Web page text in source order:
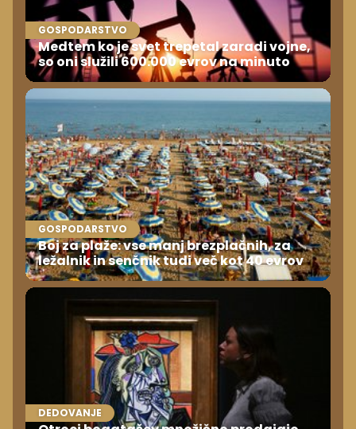
GOSPODARSTVO
Medtem ko je svet trepetal zaradi vojne,
so oni služili 600.000 evrov na minuto
GOSPODARSTVO
Boj za plaže: vse manj brezplačnih, za
ležalnik in senčnik tudi več kot 40 evrov
DEDOVANJE